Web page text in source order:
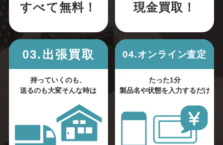
すべて無料！ 現金買取！
03.出張買取
持っていくのも、
送るのも大変そんな時は
04.オンライン査定
たった1分
製品名や状態を入力するだけ